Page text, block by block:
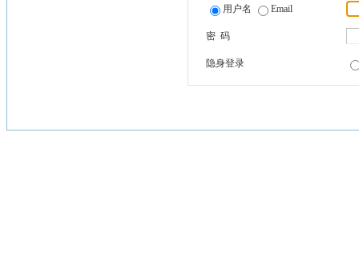
用户名 Email
密 码
隐身登录